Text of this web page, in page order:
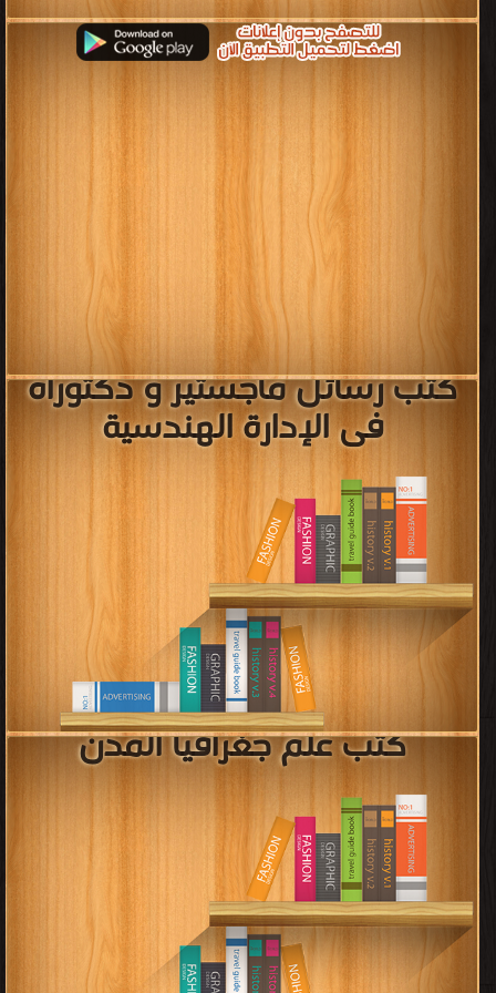
كتب رسائل ماجستير و دكتوراه
فى الإدارة الهندسية
قراءة و تحميل كتب في كتب رسائل ماجستير و دكتوراه فى الإدارة الهندسية
مجانا
كتب علم جغرافيا المدن